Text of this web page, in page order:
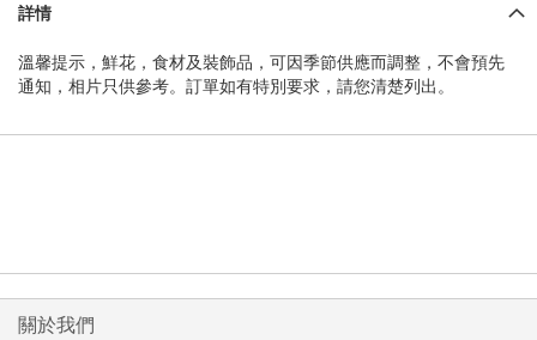
詳情
溫馨提示，鮮花，食材及裝飾品，可因季節供應而調整，不會預先
通知，相片只供參考。訂單如有特別要求，請您清楚列出。
關於我們